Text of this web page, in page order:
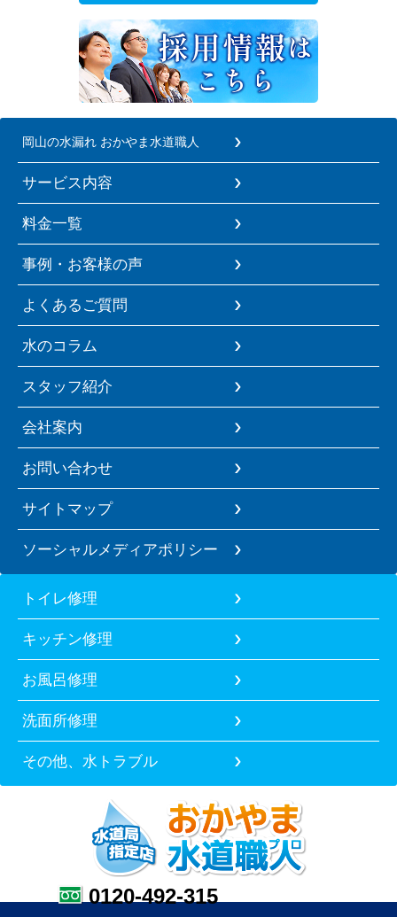
岡山の水漏れ おかやま水道職人
サービス内容
料金一覧
事例・お客様の声
よくあるご質問
水のコラム
スタッフ紹介
会社案内
お問い合わせ
サイトマップ
ソーシャルメディアポリシー
トイレ修理
キッチン修理
お風呂修理
洗面所修理
その他、水トラブル
0120-492-315